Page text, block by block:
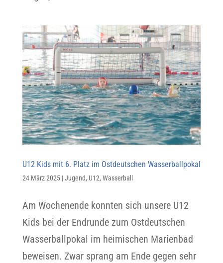
U12 Kids mit 6. Platz im Ostdeutschen Wasserballpokal
24 März 2025|Jugend, U12, Wasserball
Am Wochenende konnten sich unsere U12
Kids bei der Endrunde zum Ostdeutschen
Wasserballpokal im heimischen Marienbad
beweisen. Zwar sprang am Ende gegen sehr